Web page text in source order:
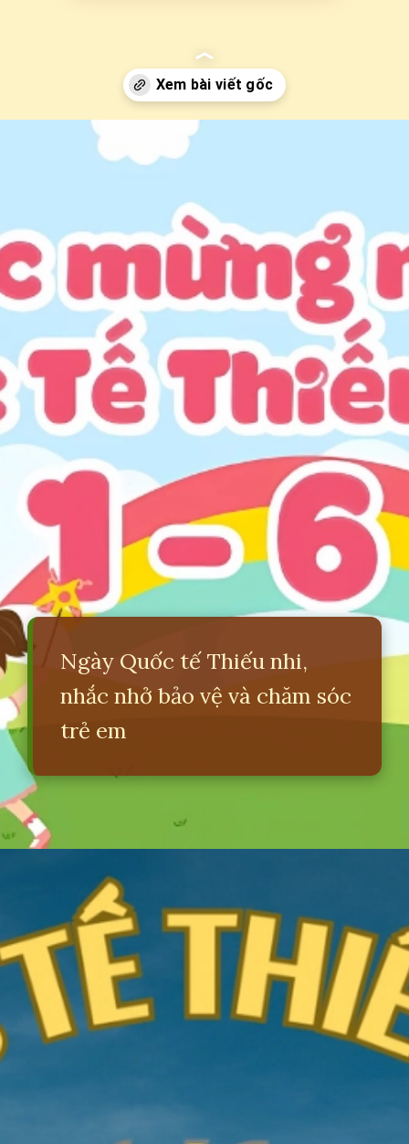
https://erci.edu.vn/16-la-ngay-gi
Ngày Quốc tế Thiếu nhi,
nhắc nhở bảo vệ và chăm sóc
trẻ em
Đang mởhttps://erci.edu.vn/16-la-ngay-gi